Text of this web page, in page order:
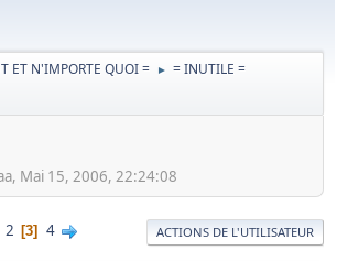
ET N'IMPORTE QUOI = ► = INUTILE =
Mai 15, 2006, 22:24:08
2 3 4 ACTIONS DE L'UTILISATEUR